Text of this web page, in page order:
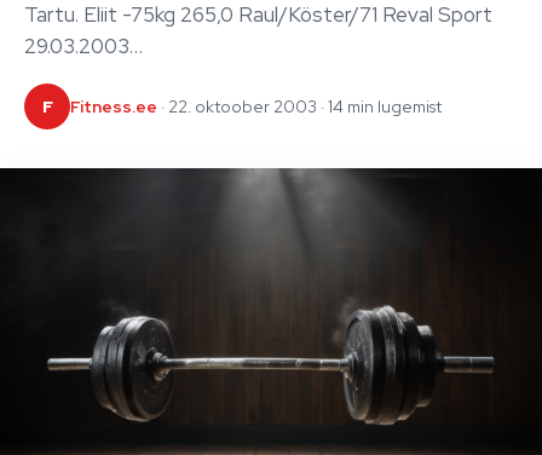
Tartu. Eliit -75kg 265,0 Raul/Köster/71 Reval Sport
29.03.2003…
F Fitness.ee · 22. oktoober 2003 · 14 min lugemist